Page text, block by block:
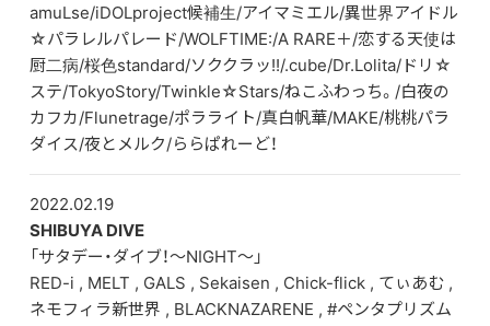
amuLse/iDOLproject候補生/アイマミエル/異世界アイドル
☆パラレルパレード/WOLFTIME:/A RARE＋/恋する天使は
厨二病/桜色standard/ソククラッ!!/.cube/Dr.Lolita/ドリ☆
ステ/TokyoStory/Twinkle☆Stars/ねこふわっち。/白夜の
カフカ/Flunetrage/ポラライト/真白帆華/MAKE/桃桃パラ
ダイス/夜とメルク/ららぱれーど！
2022.02.19
SHIBUYA DIVE
「サタデー・ダイブ！〜NIGHT〜」
RED-i , MELT , GALS , Sekaisen , Chick-flick , てぃあむ ,
ネモフィラ新世界 , BLACKNAZARENE , #ペンタプリズム